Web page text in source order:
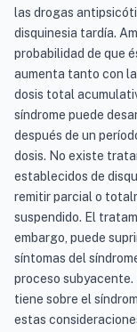
las drogas
disquinesia tardía.
probabilidad de que
aumenta tanto con
dosis total
síndrome puede
después de un
dosis. No existe
establecidos de
remitir parcial o
suspendido. El
embargo, puede
síntomas del
proceso
tiene sobre el
estas